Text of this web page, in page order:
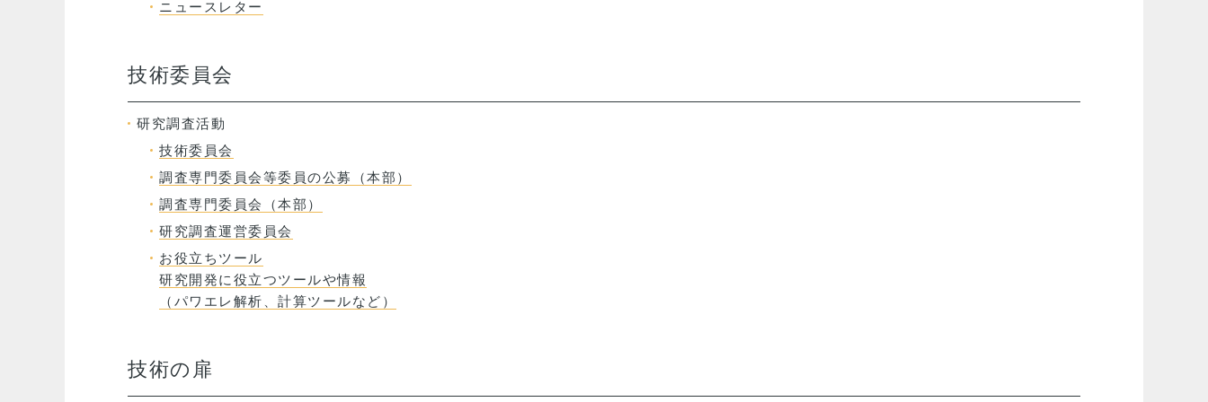
ニュースレター
技術委員会
研究調査活動
技術委員会
調査専門委員会等委員の公募（本部）
調査専門委員会（本部）
研究調査運営委員会
お役立ちツール
研究開発に役⽴つツールや情報
（パワエレ解析、計算ツールなど）
技術の扉